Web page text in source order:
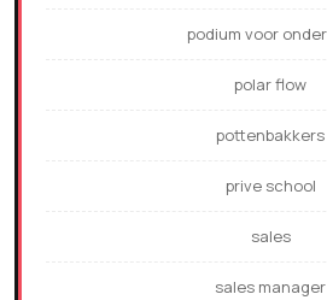
podium voor
polar flow
pottenbakkers
prive school
sales
sales manager